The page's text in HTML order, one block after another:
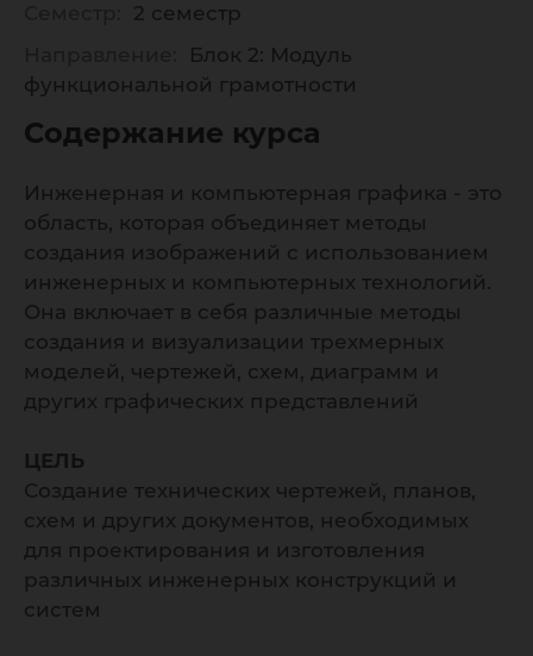
2 семестр
Блок 2: Модуль
функциональной грамотности
Содержание курса
Инженерная и компьютерная графика - это
область, которая объединяет методы
создания изображений с использованием
инженерных и компьютерных технологий.
Она включает в себя различные методы
создания и визуализации трехмерных
моделей, чертежей, схем, диаграмм и
других графических представлений
ЦЕЛЬ
Создание технических чертежей, планов,
схем и других документов, необходимых
для проектирования и изготовления
различных инженерных конструкций и
систем